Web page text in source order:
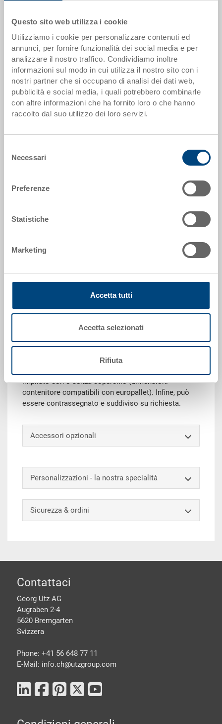
Questo sito web utilizza i cookie
Utilizziamo i cookie per personalizzare contenuti ed
annunci, per fornire funzionalità dei social media e per
analizzare il nostro traffico. Condividiamo inoltre
informazioni sul modo in cui utilizza il nostro sito con i
nostri partner che si occupano di analisi dei dati web,
pubblicità e social media, i quali potrebbero combinarle
con altre informazioni che ha fornito loro o che hanno
raccolto dal suo utilizzo dei loro servizi.
delNecessari
Preferenze
Statistiche
Marketing
Accetta tutti
Accetta selezionati
Rifiuta
da 50 pezzi CHF 31.25
da 100 pezzi CHF 28.60
da 250 pezzi CHF 24.75
Codice
Dimensioni esterne:
Grazie alla sua capacità di carico, il contenitore
impilabile RAKO è ideale per trasporto e stoccaggio.
impilato con o senza coperchio (dimensioni
contenitore compatibili con europallet). Infine, può
essere contrassegnato e suddiviso su richiesta.
Accessori opzionali
Personalizzazioni - la nostra specialità
Sicurezza & ordini
piè di pagine
Contattaci
Georg Utz AG
Augraben 2-4
5620 Bremgarten
Svizzera
Phone: +41 56 648 77 11
E-Mail: info.ch@utzgroup.com